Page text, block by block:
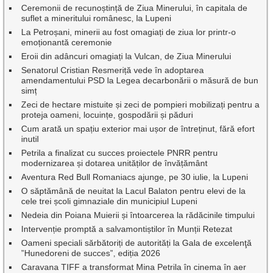
Ceremonii de recunoștință de Ziua Minerului, în capitala de
suflet a mineritului românesc, la Lupeni
La Petroșani, minerii au fost omagiați de ziua lor printr-o
emoționantă ceremonie
Eroii din adâncuri omagiați la Vulcan, de Ziua Minerului
Senatorul Cristian Resmeriță vede în adoptarea
amendamentului PSD la Legea decarbonării o măsură de bun
simț
Zeci de hectare mistuite și zeci de pompieri mobilizați pentru a
proteja oameni, locuințe, gospodării și păduri
Cum arată un spațiu exterior mai ușor de întreținut, fără efort
inutil
Petrila a finalizat cu succes proiectele PNRR pentru
modernizarea și dotarea unităților de învățământ
Aventura Red Bull Romaniacs ajunge, pe 30 iulie, la Lupeni
O săptămână de neuitat la Lacul Balaton pentru elevi de la
cele trei școli gimnaziale din municipiul Lupeni
Nedeia din Poiana Muierii și întoarcerea la rădăcinile timpului
Intervenție promptă a salvamontiștilor în Munții Retezat
Oameni speciali sărbătoriți de autorități la Gala de excelenţă
”Hunedoreni de succes”, ediția 2026
Caravana TIFF a transformat Mina Petrila în cinema în aer